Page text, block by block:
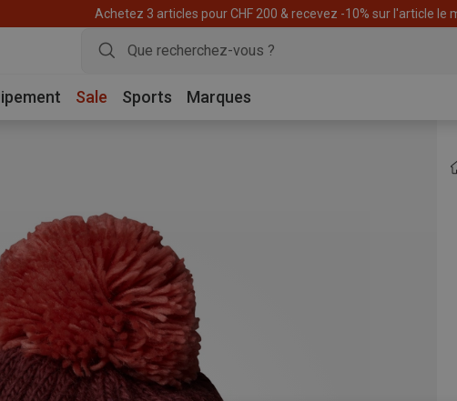
Achetez 3 articles pour CHF 200 & recevez -10% sur l'article le
Sale Sports Marques